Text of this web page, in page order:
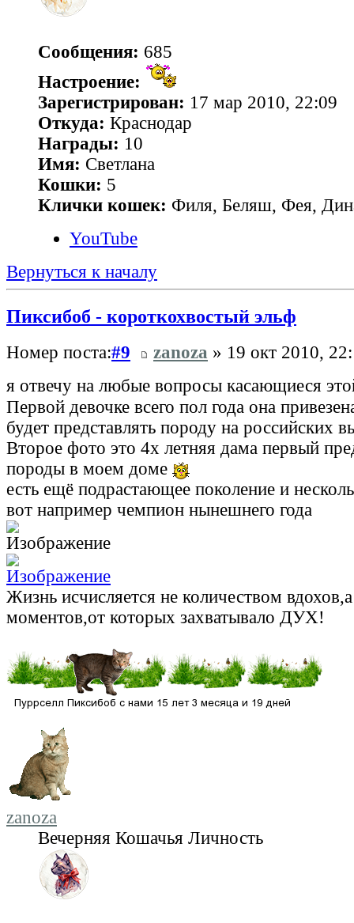
Сообщения: 685
Настроение:
Зарегистрирован: 17 мар 2010, 22:09
Откуда: Краснодар
Награды: 10
Имя: Светлана
Кошки: 5
Клички кошек: Филя, Беляш, Фея,
YouTube
Вернуться к началу
Пиксибоб - короткохвостый эльф
Номер поста:#9 zanoza » 19 окт 2010,
я отвечу на любые вопросы касающиеся
Первой девочке всего пол года она
будет представлять породу на российских
Второе фото это 4х летняя дама первый
породы в моем доме
есть ещё подрастающее поколение и
вот например чемпион нынешнего года
Жизнь исчисляется не количеством
моментов,от которых захватывало ДУХ!
zanoza
Вечерняя Кошачья Личность